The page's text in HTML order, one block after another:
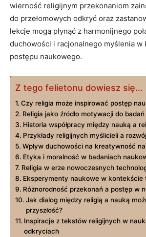
wierność religijnym przekonaniom
do przełomowych odkryć oraz
lekcje mogą płynąć z harmonijnego
duchowości i racjonalnego myślenia w
postępu naukowego.
Z tego felietonu dowiesz się...
Czy religia może inspirować postęp
Religia jako źródło motywacji do badań
Historia współpracy między nauką a
Przykłady religijnych myślicieli a
Wpływ duchowości na kreatywność
Etyka i moralność w badaniach
Religia w erze nowoczesnych
Eksperymenty naukowe w kontekście
Różnorodność przekonań a postęp w
Jak dialog między religią a nauką
przyszłość?
Inspiracje z tekstów religijnych w
odkryciach